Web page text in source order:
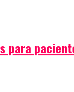
para